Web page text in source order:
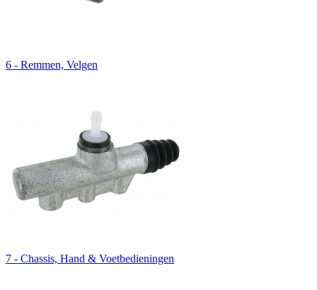
6 - Remmen, Velgen
7 - Chassis, Hand & Voetbedieningen